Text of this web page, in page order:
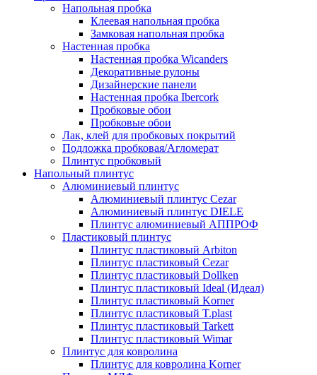
Напольная пробка
Клеевая напольная пробка
Замковая напольная пробка
Настенная пробка
Настенная пробка Wicanders
Декоративные рулоны
Дизайнерские панели
Настенная пробка Ibercork
Пробковые обои
Пробковые обои
Лак, клей для пробковых покрытий
Подложка пробковая/Агломерат
Плинтус пробковый
Напольный плинтус
Алюминиевый плинтус
Алюминиевый плинтус Cezar
Алюминиевый плинтус DIELE
Плинтус алюминиевый АППРОФ
Пластиковый плинтус
Плинтус пластиковый Arbiton
Плинтус пластиковый Cezar
Плинтус пластиковый Dollken
Плинтус пластиковый Ideal (Идеал)
Плинтус пластиковый Korner
Плинтус пластиковый T.plast
Плинтус пластиковый Tarkett
Плинтус пластиковый Wimar
Плинтус для ковролина
Плинтус для ковролина Korner